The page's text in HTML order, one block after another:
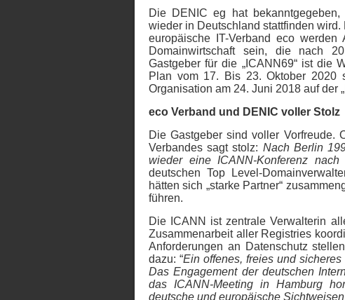
Die DENIC eg hat
wieder in Deutschland stattfinden
europäische IT-Verband eco
Domainwirtschaft sein, die nach
Gastgeber für die „ICANN69“ ist die
Plan vom 17. Bis 23. Oktober 2020
Organisation am 24. Juni 2018 auf der
eco Verband und DENIC voller Stolz
Die Gastgeber sind voller Vorfreude.
Verbandes sagt stolz: Nach Berlin
wieder eine ICANN-Konferenz nach
deutschen Top Level-
hätten sich „starke Partner“
führen.
Die ICANN ist zentrale Verwalterin
Zusammenarbeit aller Registries
Anforderungen an Datenschutz
dazu: “Ein offenes, freies und
Das Engagement der deutschen
das ICANN-Meeting in Hamburg
deutsche und europäische